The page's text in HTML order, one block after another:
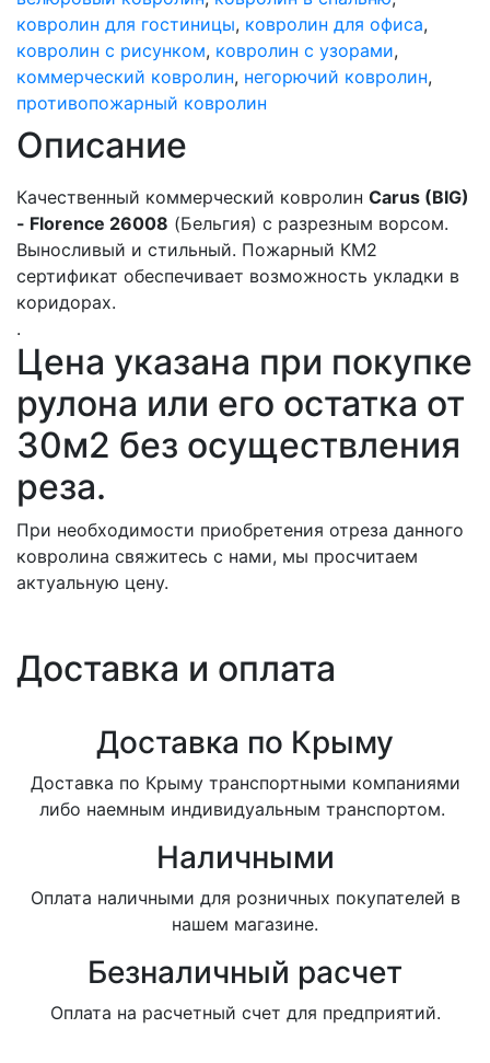
ковролин для гостиницы, ковролин для офиса,
ковролин с рисунком, ковролин с узорами,
коммерческий ковролин, негорючий ковролин,
противопожарный ковролин
Описание
Качественный коммерческий ковролин Carus (BIG)
- Florence 26008 (Бельгия) с разрезным ворсом.
Выносливый и стильный. Пожарный КМ2
сертификат обеспечивает возможность укладки в
коридорах.
.
Цена указана при покупке
рулона или его остатка от
30м2 без осуществления
реза.
При необходимости приобретения отреза данного
ковролина свяжитесь с нами, мы просчитаем
актуальную цену.
Доставка и оплата
Доставка по Крыму
Доставка по Крыму транспортными компаниями
либо наемным индивидуальным транспортом.
Наличными
Оплата наличными для розничных покупателей в
нашем магазине.
Безналичный расчет
Оплата на расчетный счет для предприятий.